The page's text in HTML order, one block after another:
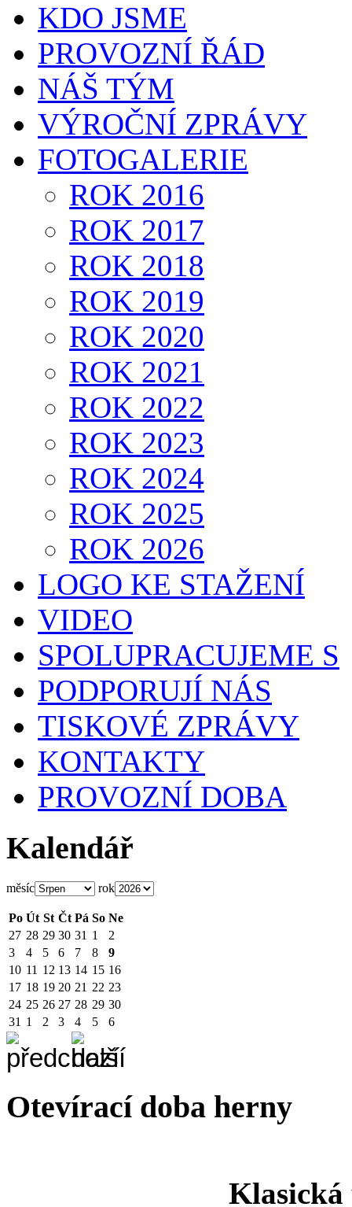
KDO JSME
PROVOZNÍ ŘÁD
NÁŠ TÝM
VÝROČNÍ ZPRÁVY
FOTOGALERIE
ROK 2016
ROK 2017
ROK 2018
ROK 2019
ROK 2020
ROK 2021
ROK 2022
ROK 2023
ROK 2024
ROK 2025
ROK 2026
LOGO KE STAŽENÍ
VIDEO
SPOLUPRACUJEME S
PODPORUJÍ NÁS
TISKOVÉ ZPRÁVY
KONTAKTY
PROVOZNÍ DOBA
Kalendář
měsíc rok
Po Út St Čt Pá So Ne
27 28 29 30 31 1
2
3
4 5 6 7 8
9
10 11 12 13 14 15 16
17 18 19 20 21 22 23
24 25 26 27 28 29 30
31 1 2 3 4 5 6
Otevírací doba herny
Klasická